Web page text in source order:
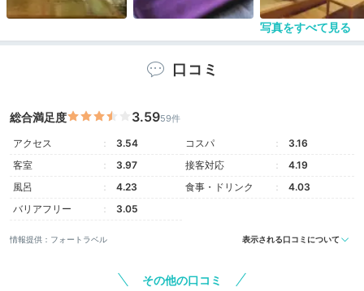
写真をすべて見る
口コミ
総合満足度 3.5959件
アクセス 3.54 コスパ
3.16
客室
3.97 接客対応
4.19
風呂
4.23 食事・ドリンク
4.03
バリアフリー
3.05
情報提供：フォートラベル 表示される口コミについて
その他の口コミ